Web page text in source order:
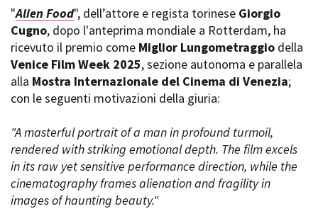
Servizi generali
Location scouting
Spazi nella sede FCTP
Sala Casting
Sala Paolo Tenna
FILM FUNDS
Piemonte Film Tv Fund
Piemonte Film Tv
Development Fund
Piemonte Doc Film Fund
Short Film Fund
Rotterdam
Berlinale Internationalen
Filmfestspiele Berlin
Festival de Cannes
Biografilm Festival - Bio to B
Industry Days
Locarno Film Festival
Cinematografica Venezia
Toronto International Film
Festival
Festa del Cinema di Roma
Torino Film Festival
"Alien Food", dell’attore e regista torinese Giorgio
Cugno, dopo l'anteprima mondiale a Rotterdam, ha
ricevuto il premio come Miglior Lungometraggio della
Venice Film Week 2025, sezione autonoma e parallela
alla Mostra Internazionale del Cinema di Venezia;
con le seguenti motivazioni della giuria:
"A masterful portrait of a man in profound turmoil,
rendered with striking emotional depth. The film excels
in its raw yet sensitive performance direction, while the
cinematography frames alienation and fragility in
images of haunting beauty."